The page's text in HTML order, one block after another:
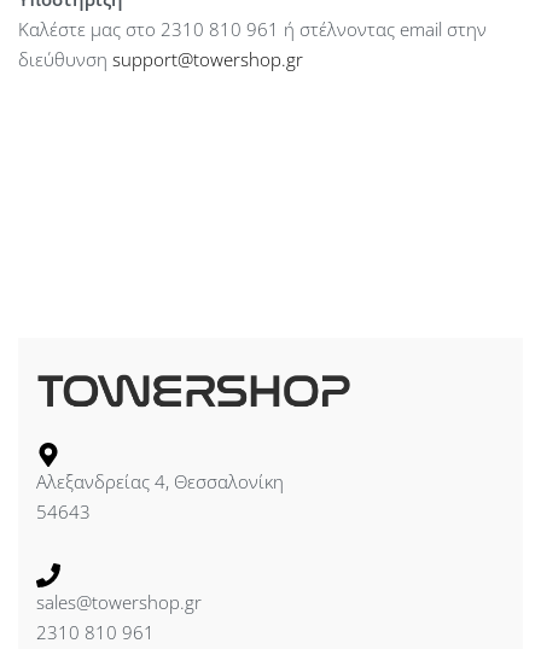
Καλέστε μας στο 2310 810 961 ή στέλνοντας email στην
διεύθυνση support@towershop.gr
Αλεξανδρείας 4, Θεσσαλονίκη
54643
sales@towershop.gr
2310 810 961